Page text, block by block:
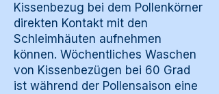
Kissenbezug bei dem Pollenkörner
direkten Kontakt mit den
Schleimhäuten aufnehmen
können. Wöchentliches Waschen
von Kissenbezügen bei 60 Grad
ist während der Pollensaison eine